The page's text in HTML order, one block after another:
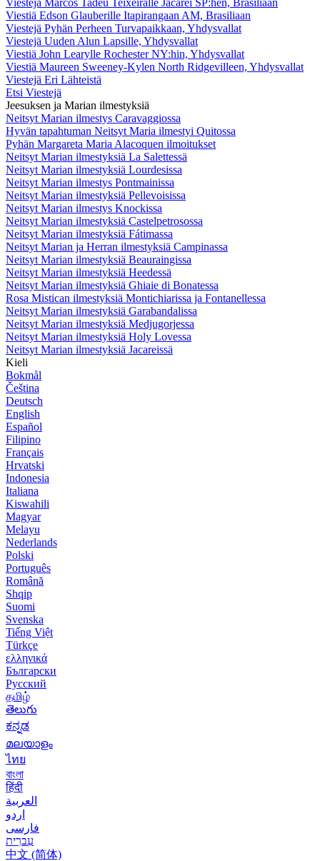
Viestiä Edson Glauberille Itapirangaan AM, Brasiliaan
Viestejä Pyhän Perheen Turvapaikkaan, Yhdysvallat
Viestejä Uuden Alun Lapsille, Yhdysvallat
Viestiä John Learylle Rochester NY:hin, Yhdysvallat
Viestiä Maureen Sweeney-Kylen North Ridgevilleen, Yhdysvallat
Viestejä Eri Lähteistä
Etsi Viestejä
Jeesuksen ja Marian ilmestyksiä
Neitsyt Marian ilmestys Caravaggiossa
Hyvän tapahtuman Neitsyt Maria ilmestyi Quitossa
Pyhän Margareta Maria Alacoquen ilmoitukset
Neitsyt Marian ilmestyksiä La Salettessä
Neitsyt Marian ilmestyksiä Lourdesissa
Neitsyt Marian ilmestys Pontmainissa
Neitsyt Marian ilmestyksiä Pellevoisissa
Neitsyt Marian ilmestys Knockissa
Neitsyt Marian ilmestyksiä Castelpetrosossa
Neitsyt Marian ilmestyksiä Fátimassa
Neitsyt Marian ja Herran ilmestyksiä Campinassa
Neitsyt Marian ilmestyksiä Beauraingissa
Neitsyt Marian ilmestyksiä Heedessä
Neitsyt Marian ilmestyksiä Ghiaie di Bonatessa
Rosa Mistican ilmestyksiä Montichiarissa ja Fontanellessa
Neitsyt Marian ilmestyksiä Garabandalissa
Neitsyt Marian ilmestyksiä Medjugorjessa
Neitsyt Marian ilmestyksiä Holy Lovessa
Neitsyt Marian ilmestyksiä Jacareissä
Kieli
Bokmål
Čeština
Deutsch
English
Español
Filipino
Français
Hrvatski
Indonesia
Italiana
Kiswahili
Magyar
Melayu
Nederlands
Polski
Português
Română
Shqip
Suomi
Svenska
Tiếng Việt
Türkçe
ελληνικά
Български
Русский
தமிழ்
తెలుగు
ಕನ್ನಡ
മലയാളം
ไทย
বাংলা
हिंदी
العربية
اردو
فارسی
עִברִית
中文 (简体)